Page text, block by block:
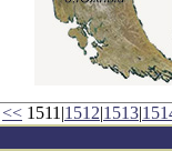
<< 1511|1512|1513|